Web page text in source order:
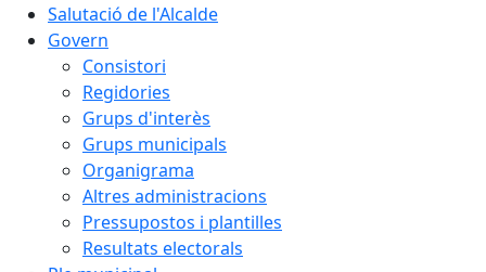
Salutació de l'Alcalde
Govern
Consistori
Regidories
Grups d'interès
Grups municipals
Organigrama
Altres administracions
Pressupostos i plantilles
Resultats electorals